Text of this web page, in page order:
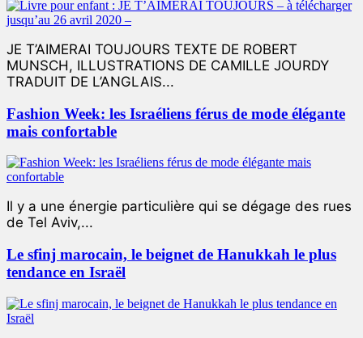
JE T’AIMERAI TOUJOURS TEXTE DE ROBERT
MUNSCH, ILLUSTRATIONS DE CAMILLE JOURDY
TRADUIT DE L’ANGLAIS...
Fashion Week: les Israéliens férus de mode élégante
mais confortable
Il y a une énergie particulière qui se dégage des rues
de Tel Aviv,...
Le sfinj marocain, le beignet de Hanukkah le plus
tendance en Israël